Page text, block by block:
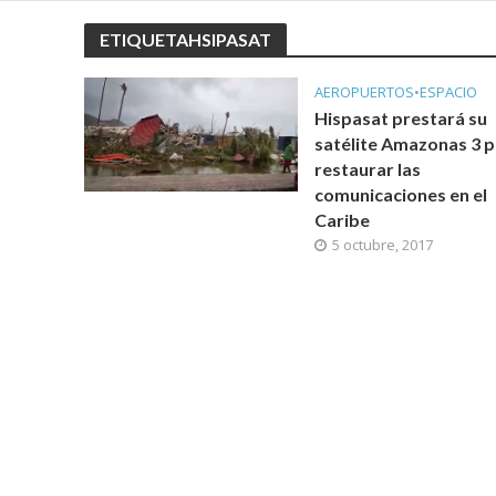
ETIQUETAHSIPASAT
AEROPUERTOS•ESPACIO
Hispasat prestará su
satélite Amazonas 3
restaurar las
comunicaciones en el
Caribe
5 octubre, 2017